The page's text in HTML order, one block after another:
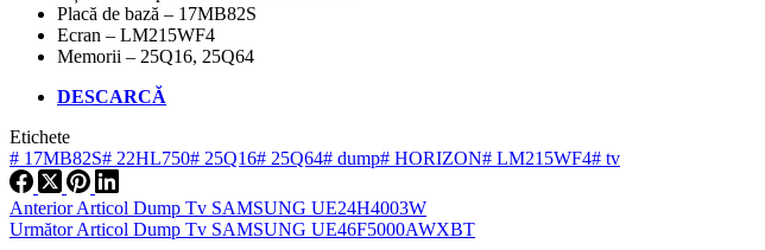
Placă de bază – 17MB82S
Ecran – LM215WF4
Memorii – 25Q16, 25Q64
DESCARCĂ
Etichete
# 17MB82S# 22HL750# 25Q16# 25Q64# dump# HORIZON# LM215WF4# tv
AnteriorArticol Dump Tv SAMSUNG UE24H4003W
UrmătorArticol Dump Tv SAMSUNG UE46F5000AWXBT